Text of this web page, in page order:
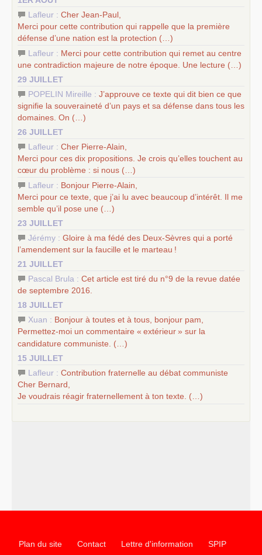
Lafleur : Cher Jean-Paul,
Merci pour cette contribution qui rappelle que la première
défense d’une nation est la protection (…)
Lafleur : Merci pour cette contribution qui remet au centre
une contradiction majeure de notre époque. Une lecture (…)
29 JUILLET
POPELIN Mireille : J’approuve ce texte qui dit bien ce que
signifie la souveraineté d’un pays et sa défense dans tous les
domaines. On (…)
26 JUILLET
Lafleur : Cher Pierre-Alain,
Merci pour ces dix propositions. Je crois qu’elles touchent au
cœur du problème : si nous (…)
Lafleur : Bonjour Pierre-Alain,
Merci pour ce texte, que j’ai lu avec beaucoup d’intérêt. Il me
semble qu’il pose une (…)
23 JUILLET
Jérémy : Gloire à ma fédé des Deux-Sèvres qui a porté
l’amendement sur la faucille et le marteau !
21 JUILLET
Pascal Brula : Cet article est tiré du n°9 de la revue datée
de septembre 2016.
18 JUILLET
Xuan : Bonjour à toutes et à tous, bonjour pam,
Permettez-moi un commentaire « extérieur» sur la
candidature communiste. (…)
15 JUILLET
Lafleur : Contribution fraternelle au débat communiste
Cher Bernard,
Je voudrais réagir fraternellement à ton texte. (…)
Plan du site Contact Lettre d'information SPIP